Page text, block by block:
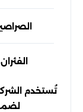
الفئران
تُستخدم